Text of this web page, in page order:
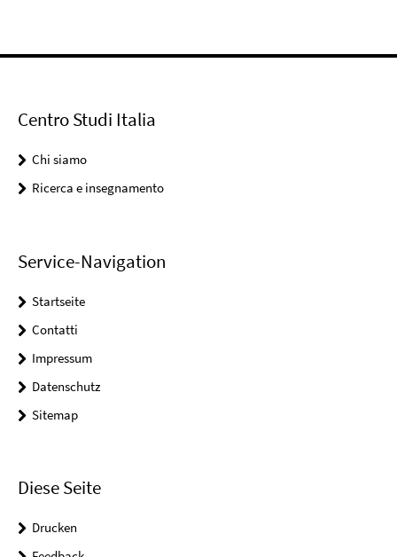
Centro Studi Italia
Chi siamo
Ricerca e insegnamento
Service-Navigation
Startseite
Contatti
Impressum
Datenschutz
Sitemap
Diese Seite
Drucken